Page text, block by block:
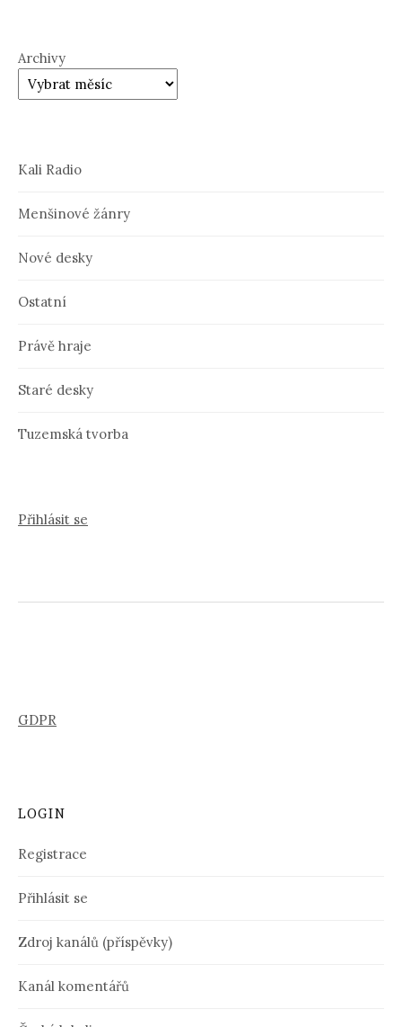
Archivy
Kali Radio
Menšinové žánry
Nové desky
Ostatní
Právě hraje
Staré desky
Tuzemská tvorba
Přihlásit se
GDPR
LOGIN
Registrace
Přihlásit se
Zdroj kanálů (příspěvky)
Kanál komentářů